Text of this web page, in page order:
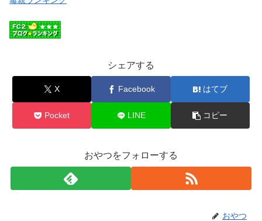
シェアする
X Facebook はてブ
Pocket LINE コピー
おやつをフォローする
おやつ